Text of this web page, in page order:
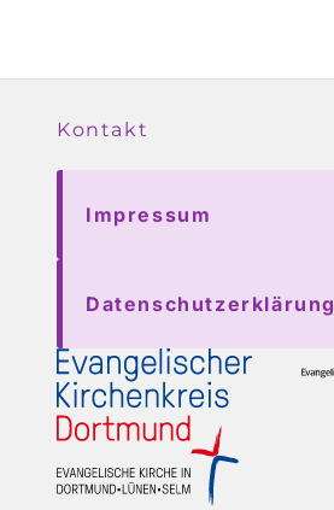
Kontakt
Impressum
Datenschutzerklärung